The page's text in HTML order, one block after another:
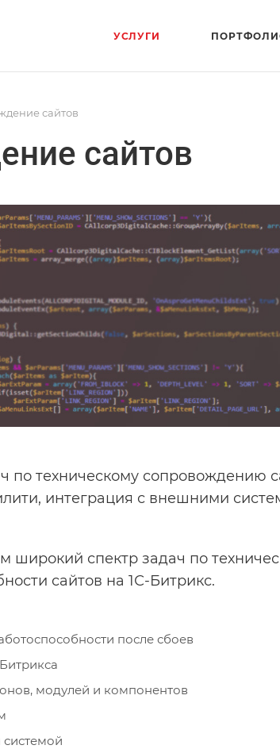
УСЛУГИ
сайтов
сайтов
по техническому сопровождению
интеграция с внешними
широкий спектр задач по
сайтов на 1С-Битрикс.
после сбоев
модулей и компонентов
системой